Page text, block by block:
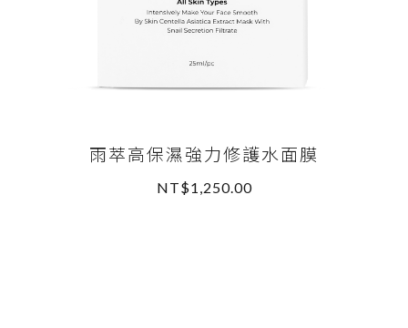
雨萃高保濕強力修護水面膜
NT$1,250.00